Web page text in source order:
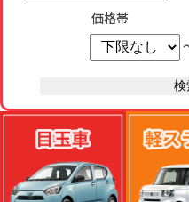
価格帯
検